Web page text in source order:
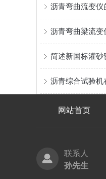
沥青弯曲流变
网站首页
联系人
孙先生